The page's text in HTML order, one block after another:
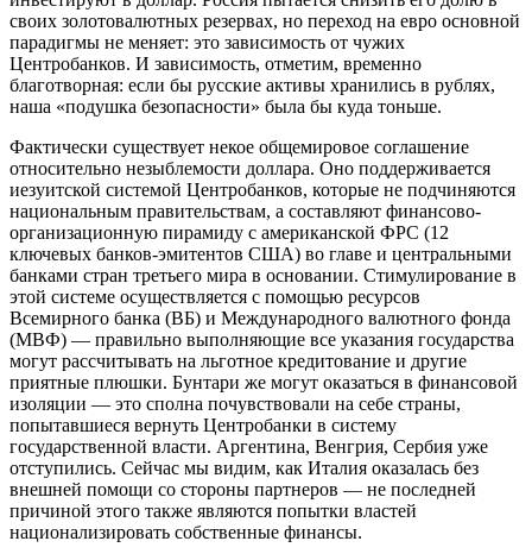
своих золотовалютных резервах, но переход на евро основной
парадигмы не меняет: это зависимость от чужих
Центробанков. И зависимость, отметим, временно
благотворная: если бы русские активы хранились в рублях,
наша «подушка безопасности» была бы куда тоньше.
Фактически существует некое общемировое соглашение
относительно незыблемости доллара. Оно поддерживается
иезуитской системой Центробанков, которые не подчиняются
национальным правительствам, а составляют финансово-
организационную пирамиду с американской ФРС (12
ключевых банков-эмитентов США) во главе и центральными
банками стран третьего мира в основании. Стимулирование в
этой системе осуществляется с помощью ресурсов
Всемирного банка (ВБ) и Международного валютного фонда
(МВФ) — правильно выполняющие все указания государства
могут рассчитывать на льготное кредитование и другие
приятные плюшки. Бунтари же могут оказаться в финансовой
изоляции — это сполна почувствовали на себе страны,
попытавшиеся вернуть Центробанки в систему
государственной власти. Аргентина, Венгрия, Сербия уже
отступились. Сейчас мы видим, как Италия оказалась без
внешней помощи со стороны партнеров — не последней
причиной этого также являются попытки властей
национализировать собственные финансы.